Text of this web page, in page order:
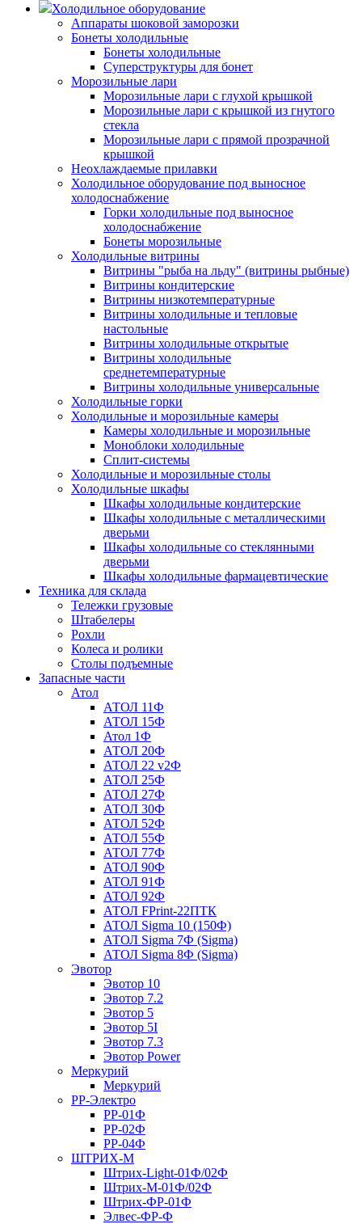
Холодильное оборудование
Аппараты шоковой заморозки
Бонеты холодильные
Бонеты холодильные
Суперструктуры для бонет
Морозильные лари
Морозильные лари с глухой крышкой
Морозильные лари с крышкой из гнутого
стекла
Морозильные лари с прямой прозрачной
крышкой
Неохлаждаемые прилавки
Холодильное оборудование под выносное
холодоснабжение
Горки холодильные под выносное
холодоснабжение
Бонеты морозильные
Холодильные витрины
Витрины "рыба на льду" (витрины рыбные)
Витрины кондитерские
Витрины низкотемпературные
Витрины холодильные и тепловые
настольные
Витрины холодильные открытые
Витрины холодильные
среднетемпературные
Витрины холодильные универсальные
Холодильные горки
Холодильные и морозильные камеры
Камеры холодильные и морозильные
Моноблоки холодильные
Сплит-системы
Холодильные и морозильные столы
Холодильные шкафы
Шкафы холодильные кондитерские
Шкафы холодильные с металлическими
дверьми
Шкафы холодильные со стеклянными
дверьми
Шкафы холодильные фармацевтические
Техника для склада
Тележки грузовые
Штабелеры
Рохли
Колеса и ролики
Столы подъемные
Запасные части
Атол
АТОЛ 11Ф
АТОЛ 15Ф
Атол 1Ф
АТОЛ 20Ф
АТОЛ 22 v2Ф
АТОЛ 25Ф
АТОЛ 27Ф
АТОЛ 30Ф
АТОЛ 52Ф
АТОЛ 55Ф
АТОЛ 77Ф
АТОЛ 90Ф
АТОЛ 91Ф
АТОЛ 92Ф
АТОЛ FPrint-22ПТК
АТОЛ Sigma 10 (150Ф)
АТОЛ Sigma 7Ф (Sigma)
АТОЛ Sigma 8Ф (Sigma)
Эвотор
Эвотор 10
Эвотор 7.2
Эвотор 5
Эвотор 5I
Эвотор 7.3
Эвотор Power
Меркурий
Меркурий
РР-Электро
РР-01Ф
РР-02Ф
РР-04Ф
ШТРИХ-М
Штрих-Light-01Ф/02Ф
Штрих-М-01Ф/02Ф
Штрих-ФР-01Ф
Элвес-ФР-Ф